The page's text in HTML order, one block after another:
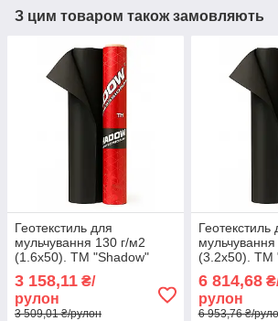
З цим товаром також замовляють
Геотекстиль для
мульчування 130 г/м2
(1.6х50). ТМ "Shadow"
3 158,11 ₴/
рулон
3 509,01 ₴/рулон
Геотекстиль
(3.2х50). ТМ
6 814,68
рулон
6 953,76 ₴/